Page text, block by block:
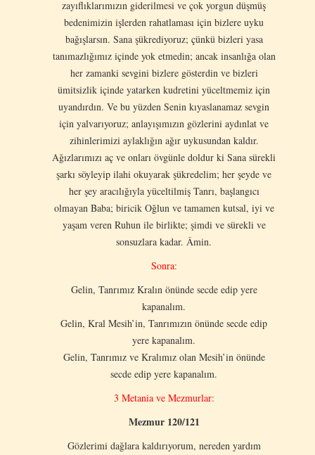
zayıflıklarımızın giderilmesi ve çok yorgun düşmüş
bedenimizin işlerden rahatlaması için bizlere uyku
bağışlarsın. Sana şükrediyoruz; çünkü bizleri yasa
tanımazlığımız içinde yok etmedin; ancak insanlığa olan
her zamanki sevgini bizlere gösterdin ve bizleri
ümitsizlik içinde yatarken kudretini yüceltmemiz için
uyandırdın. Ve bu yüzden Senin kıyaslanamaz sevgin
için yalvarıyoruz; anlayışımızın gözlerini aydınlat ve
zihinlerimizi aylaklığın ağır uykusundan kaldır.
Ağızlarımızı aç ve onları övgünle doldur ki Sana sürekli
şarkı söyleyip ilahi okuyarak şükredelim; her şeyde ve
her şey aracılığıyla yüceltilmiş Tanrı, başlangıcı
olmayan Baba; biricik Oğlun ve tamamen kutsal, iyi ve
yaşam veren Ruhun ile birlikte; şimdi ve sürekli ve
sonsuzlara kadar. Âmin.
Sonra:
Gelin, Tanrımız Kralın önünde secde edip yere
kapanalım.
Gelin, Kral Mesih’in, Tanrımızın önünde secde edip
yere kapanalım.
Gelin, Tanrımız ve Kralımız olan Mesih’in önünde
secde edip yere kapanalım.
3 Metania ve Mezmurlar:
Mezmur 120/121
Gözlerimi dağlara kaldırıyorum, nereden yardım